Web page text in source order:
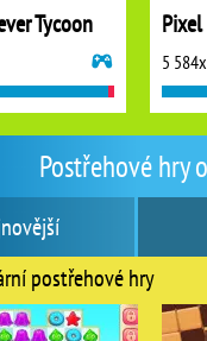
Postřehové hry
postřehové hry
Tycoon
5 584x